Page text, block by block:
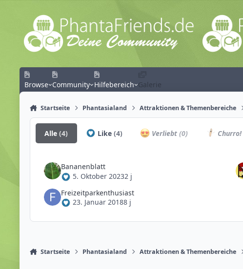
Zum Inhalt springen
Browse Community Hilfebereich Galerie
Startseite Phantasialand Attraktionen & Themenbereiche
Alle(4) Like (4) Verliebt(0) Churro!
Bananenblatt
5. Oktober 20232 j
Freizeitparkenthusiast
23. Januar 20188 j
Startseite Phantasialand Attraktionen & Themenbereiche